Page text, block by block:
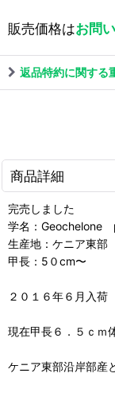
販売価格はお問
返品特約に関する
商品詳細
完売しました
学名：Geochelone
生産地：ケニア東部
甲長：5０cm〜
２０１６年６月入荷
現在甲長６．５ｃｍ
ケニア東部沿岸部産